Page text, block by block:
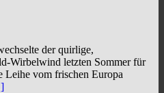
der quirlige,
Wirbelwind letzten Sommer für
Leihe vom frischen Europa